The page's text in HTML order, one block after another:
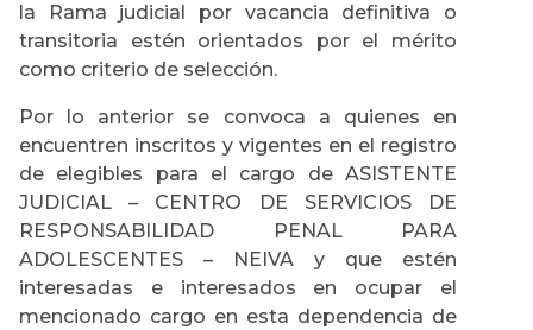
la Rama judicial por vacancia definitiva o
transitoria estén orientados por el mérito
como criterio de selección.
Por lo anterior se convoca a quienes en
encuentren inscritos y vigentes en el registro
de elegibles para el cargo de ASISTENTE
JUDICIAL – CENTRO DE SERVICIOS DE
RESPONSABILIDAD PENAL PARA
ADOLESCENTES – NEIVA y que estén
interesadas e interesados en ocupar el
mencionado cargo en esta dependencia de